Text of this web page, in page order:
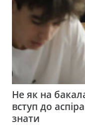
Не як на
вступ до
знати